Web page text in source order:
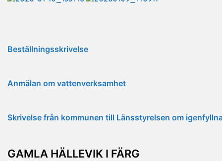
Beställningsskrivelse
Anmälan om vattenverksamhet
Skrivelse från kommunen till Länsstyrelsen om
GAMLA HÄLLEVIK I FÄRG